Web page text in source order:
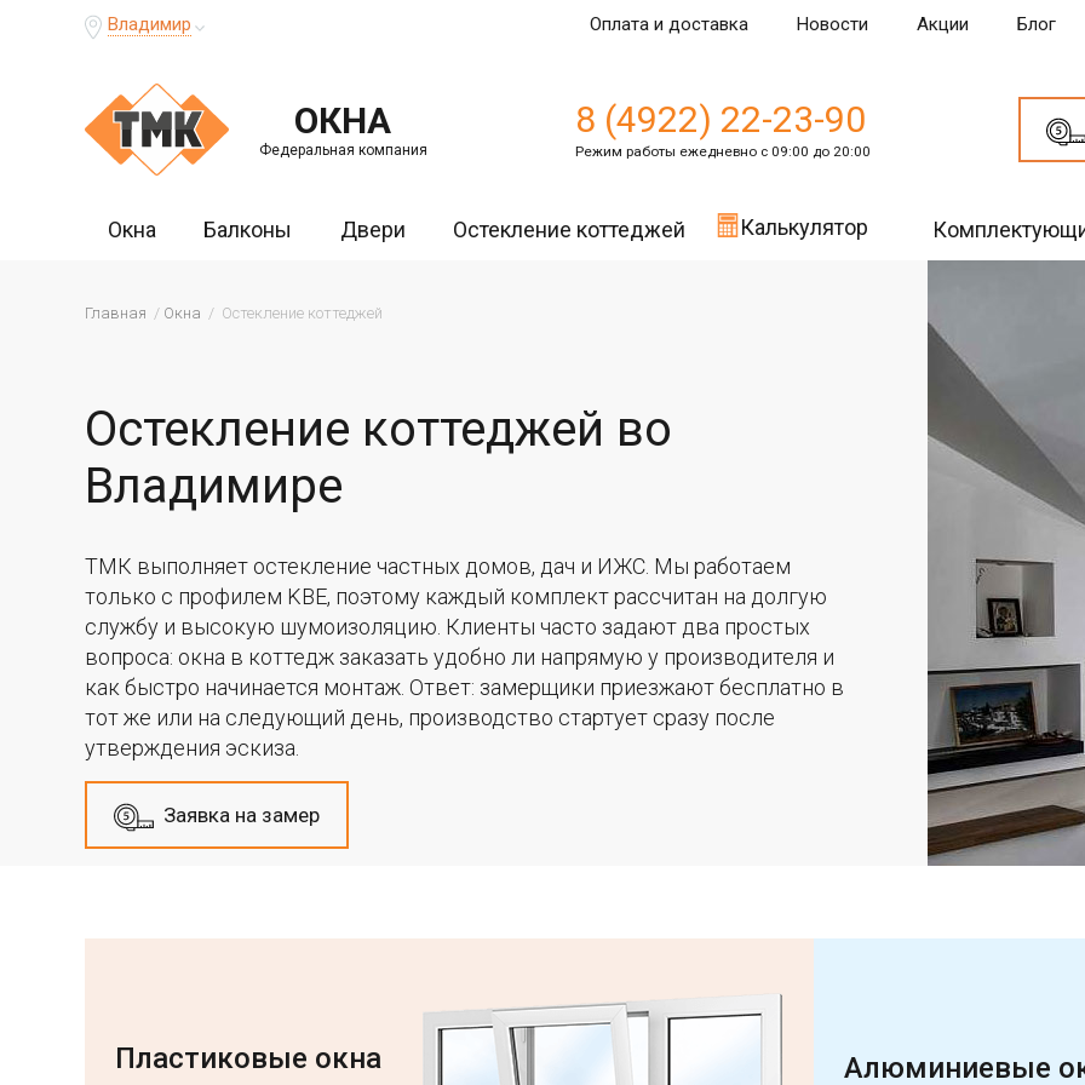
Владимир Оплата и доставка Новости Акции Блог
ОКНА
Федеральная компания
8 (4922) 22-23-90
Режим работы ежедневно с 09:00 до 20:00
Окна Балконы Двери Остекление коттеджей Калькулятор
Главная Окна Остекление коттеджей
Остекление коттеджей во
Владимире
ТМК выполняет остекление частных домов, дач и ИЖС. Мы работаем
только с профилем KBE, поэтому каждый комплект рассчитан на долгую
службу и высокую шумоизоляцию. Клиенты часто задают два простых
вопроса: окна в коттедж заказать удобно ли напрямую у производителя и
как быстро начинается монтаж. Ответ: замерщики приезжают бесплатно в
тот же или на следующий день, производство стартует сразу после
утверждения эскиза.
Заявка на замер
Пластиковые окна Алюминиевые